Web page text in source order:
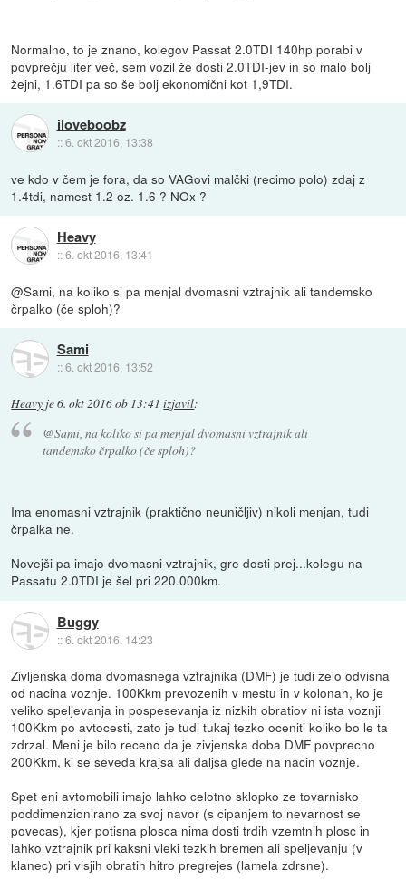
Normalno, to je znano, kolegov Passat 2.0TDI 140hp porabi v
povprečju liter več, sem vozil že dosti 2.0TDI-jev in so malo bolj
žejni, 1.6TDI pa so še bolj ekonomični kot 1,9TDI.
iloveboobz
::6. okt 2016, 13:38
ve kdo v čem je fora, da so VAGovi malčki (recimo polo) zdaj z
1.4tdi, namest 1.2 oz. 1.6 ? NOx ?
Heavy
::6. okt 2016, 13:41
@Sami, na koliko si pa menjal dvomasni vztrajnik ali tandemsko
črpalko (če sploh)?
Sami
::6. okt 2016, 13:52
Heavy je6. okt 2016 ob 13:41 izjavil:
@Sami, na koliko si pa menjal dvomasni vztrajnik ali
tandemsko črpalko (če sploh)?
Ima enomasni vztrajnik (praktično neuničljiv) nikoli menjan, tudi
črpalka ne.
Novejši pa imajo dvomasni vztrajnik, gre dosti prej...kolegu na
Passatu 2.0TDI je šel pri 220.000km.
Buggy
::6. okt 2016, 14:23
Zivljenska doma dvomasnega vztrajnika (DMF) je tudi zelo odvisna
od nacina voznje. 100Kkm prevozenih v mestu in v kolonah, ko je
veliko speljevanja in pospesevanja iz nizkih obratiov ni ista voznji
100Kkm po avtocesti, zato je tudi tukaj tezko oceniti koliko bo le ta
zdrzal. Meni je bilo receno da je zivjenska doba DMF povprecno
200Kkm, ki se seveda krajsa ali daljsa glede na nacin voznje.
Spet eni avtomobili imajo lahko celotno sklopko ze tovarnisko
poddimenzionirano za svoj navor (s cipanjem to nevarnost se
povecas), kjer potisna plosca nima dosti trdih vzemtnih plosc in
lahko vztrajnik pri kaksni vleki tezkih bremen ali speljevanju (v
klanec) pri visjih obratih hitro pregrejes (lamela zdrsne).